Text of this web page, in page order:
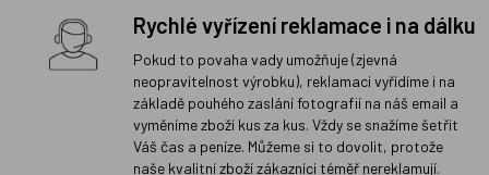
Rychlé vyřízení reklamace i na dálku
Pokud to povaha vady umožňuje (zjevná
neopravitelnost výrobku), reklamaci vyřídíme i na
základě pouhého zaslání fotografií na náš email a
vyměníme zboží kus za kus. Vždy se snažíme šetřit
Váš čas a peníze. Můžeme si to dovolit, protože
naše kvalitní zboží zákazníci téměř nereklamují.